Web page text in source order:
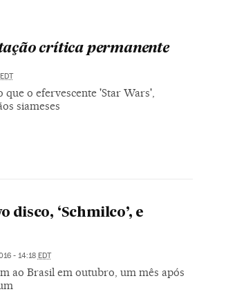
crítica permanente
EDT
que o efervescente 'Star Wars',
siameses
disco, ‘Schmilco’, e
- 14:18 EDT
ao Brasil em outubro, um mês após